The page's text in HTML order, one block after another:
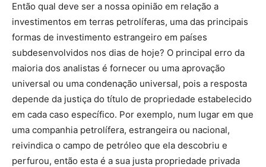
Então qual deve ser a nossa opinião em relação a
investimentos em terras petrolíferas, uma das principais
formas de investimento estrangeiro em países
subdesenvolvidos nos dias de hoje? O principal erro da
maioria dos analistas é fornecer ou uma aprovação
universal ou uma condenação universal, pois a resposta
depende da justiça do título de propriedade estabelecido
em cada caso específico. Por exemplo, num lugar em que
uma companhia petrolífera, estrangeira ou nacional,
reivindica o campo de petróleo que ela descobriu e
perfurou, então esta é a sua justa propriedade privada